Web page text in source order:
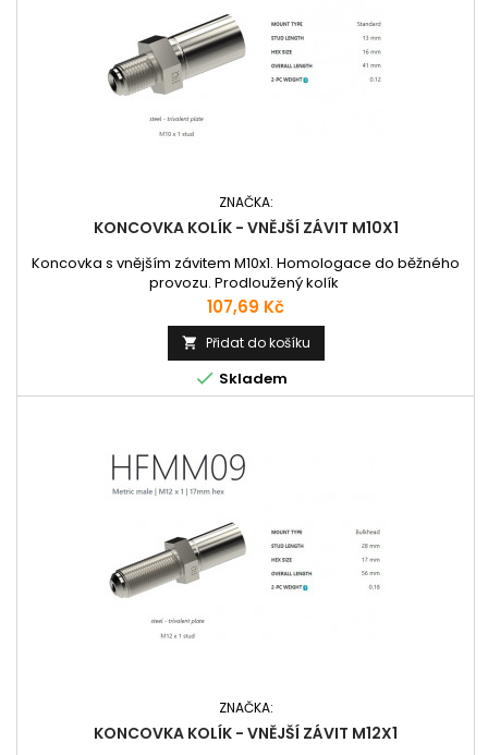
ZNAČKA:
KONCOVKA KOLÍK - VNĚJŠÍ ZÁVIT M10X1
Koncovka s vnějším závitem M10x1. Homologace do běžného
provozu. Prodloužený kolík
Cena
107,69 Kč
 Přidat do košíku
 Skladem
ZNAČKA:
KONCOVKA KOLÍK - VNĚJŠÍ ZÁVIT M12X1